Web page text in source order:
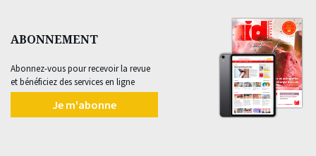
ABONNEMENT
Abonnez-vous pour recevoir la revue
et bénéficiez des services en ligne
Je m'abonne